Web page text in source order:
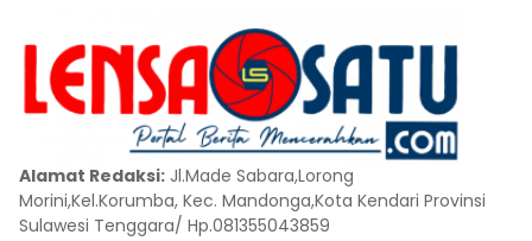
Alamat Redaksi: Jl.Made Sabara,Lorong
Morini,Kel.Korumba, Kec. Mandonga,Kota Kendari Provinsi
Sulawesi Tenggara/ Hp.081355043859